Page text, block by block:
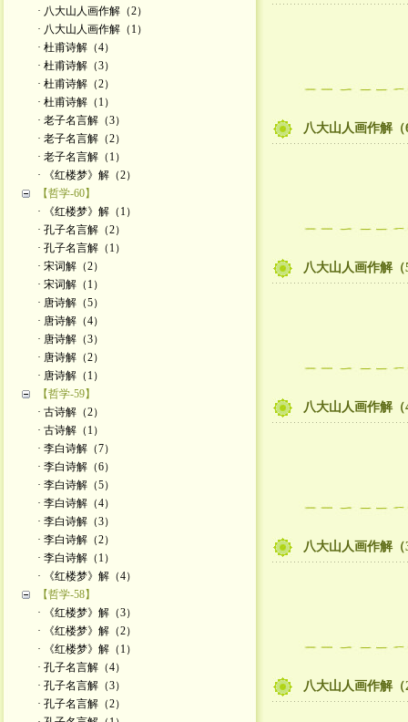
· 八大山人画作解（2）
· 八大山人画作解（1）
· 杜甫诗解（4）
· 杜甫诗解（3）
· 杜甫诗解（2）
· 杜甫诗解（1）
· 老子名言解（3）
· 老子名言解（2）
· 老子名言解（1）
· 《红楼梦》解（2）
【哲学-60】
· 《红楼梦》解（1）
· 孔子名言解（2）
· 孔子名言解（1）
· 宋词解（2）
· 宋词解（1）
· 唐诗解（5）
· 唐诗解（4）
· 唐诗解（3）
· 唐诗解（2）
· 唐诗解（1）
【哲学-59】
· 古诗解（2）
· 古诗解（1）
· 李白诗解（7）
· 李白诗解（6）
· 李白诗解（5）
· 李白诗解（4）
· 李白诗解（3）
· 李白诗解（2）
· 李白诗解（1）
· 《红楼梦》解（4）
【哲学-58】
· 《红楼梦》解（3）
· 《红楼梦》解（2）
· 《红楼梦》解（1）
· 孔子名言解（4）
· 孔子名言解（3）
· 孔子名言解（2）
八大山人画作解（
八大山人画作解（
八大山人画作解（
八大山人画作解（
八大山人画作解（